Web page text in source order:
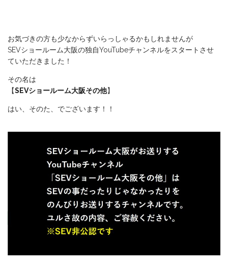
お気づきの方も少なからずいらっしゃるかもしれませんが
SEVショールーム大阪の独自YouTubeチャンネルをスタートさせ
ていただきました！
その名は
【SEVショールーム大阪その他】
はい、そのた、でございます！！